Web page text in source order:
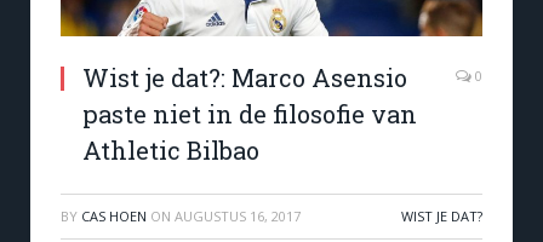
Wist je dat?: Marco Asensio
paste niet in de filosofie van
Athletic Bilbao
0
BY CAS HOEN ON AUGUSTUS 16, 2017 WIST JE DAT?